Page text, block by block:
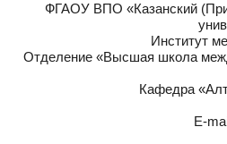
ФГАОУ ВПО «Казанский
Институт
Отделение «Высшая школа
Кафедра
E-